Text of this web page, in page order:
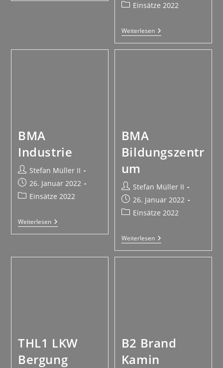
Einsätze 2022
Weiterlesen
BMA
Industrie
Stefan Müller II
26. Januar 2022
Einsätze 2022
Weiterlesen
BMA
Bildungszentr
um
Stefan Müller II
26. Januar 2022
Einsätze 2022
Weiterlesen
THL1 LKW
Bergung
B2 Brand
Kamin